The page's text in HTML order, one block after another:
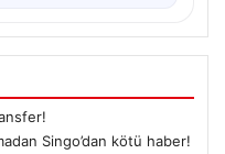
Singo’dan kötü haber!